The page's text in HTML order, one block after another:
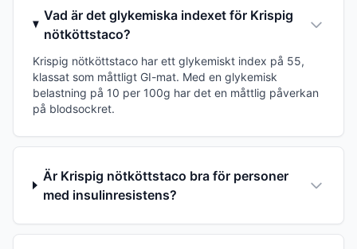
Vad är det glykemiska indexet för Krispig
nötköttstaco?
Krispig nötköttstaco har ett glykemiskt index på 55,
klassat som måttligt GI-mat. Med en glykemisk
belastning på 10 per 100g har det en måttlig påverkan
på blodsockret.
Är Krispig nötköttstaco bra för personer
med insulinresistens?